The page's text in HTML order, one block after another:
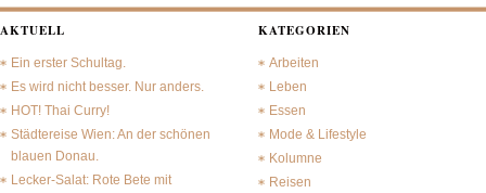
AKTUELL
Ein erster Schultag.
Es wird nicht besser. Nur anders.
HOT! Thai Curry!
Städtereise Wien: An der schönen
blauen Donau.
Lecker-Salat: Rote Bete mit
KATEGORIEN
Arbeiten
Leben
Essen
Mode & Lifestyle
Kolumne
Reisen